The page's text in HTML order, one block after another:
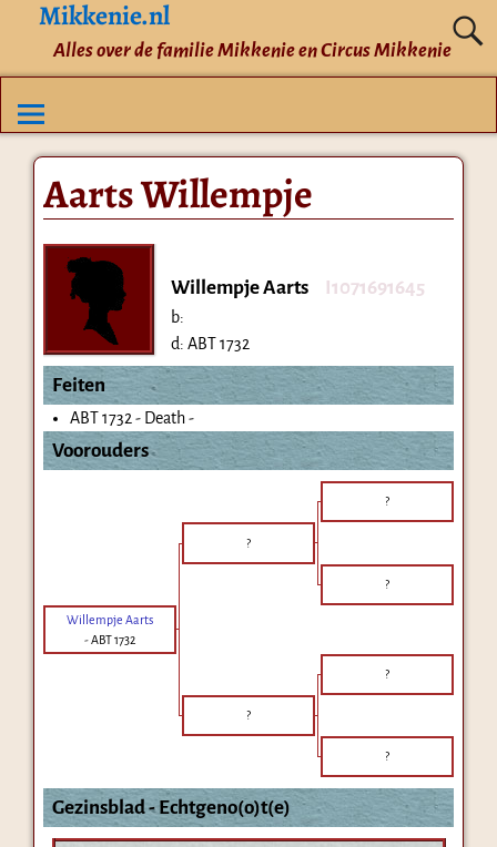
Mikkenie.nl
Alles over de familie Mikkenie en Circus Mikkenie
Aarts Willempje
Willempje Aarts I1071691645
b:
d: ABT 1732
Feiten
ABT 1732 - Death -
Voorouders
?
?
?
Willempje Aarts
-ABT 1732
?
?
?
Gezinsblad - Echtgeno(o)t(e)